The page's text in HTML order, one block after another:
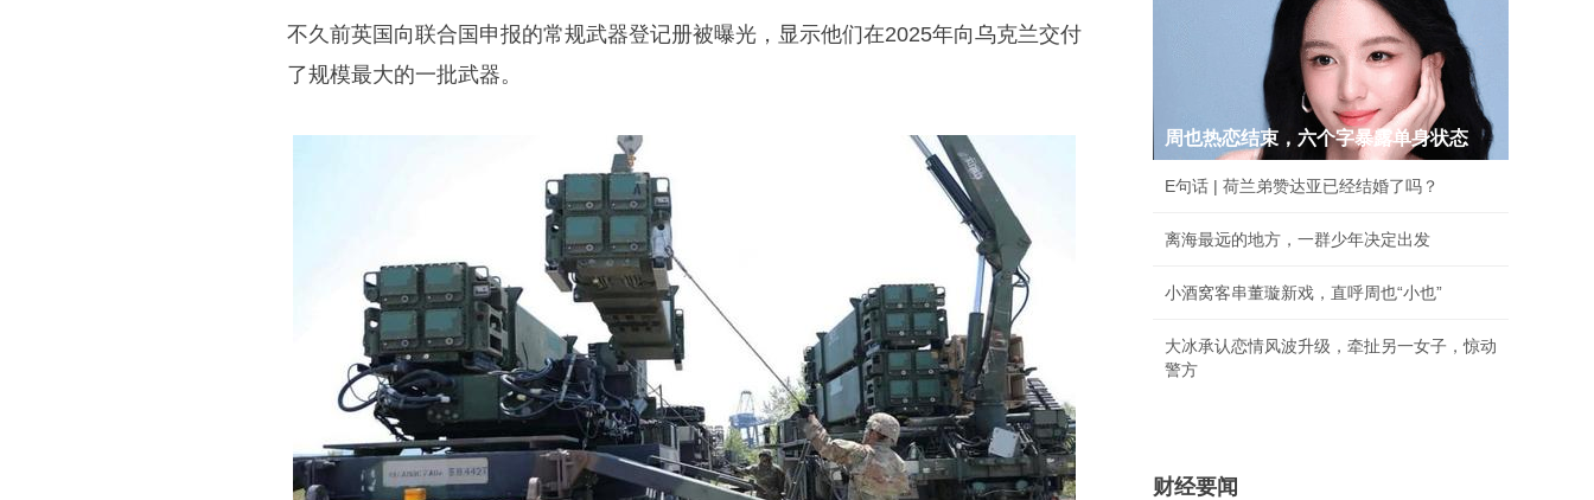
不久前英国向联合国申报的常规武器登记册被曝光，显示他们在2025年向乌克兰交付
了规模最大的一批武器。
周也热恋结束，六个字暴露单身状态
E句话 | 荷兰弟赞达亚已经结婚了吗？
离海最远的地方，一群少年决定出发
小酒窝客串董璇新戏，直呼周也“小也”
大冰承认恋情风波升级，牵扯另一女子，惊动
警方
财经要闻